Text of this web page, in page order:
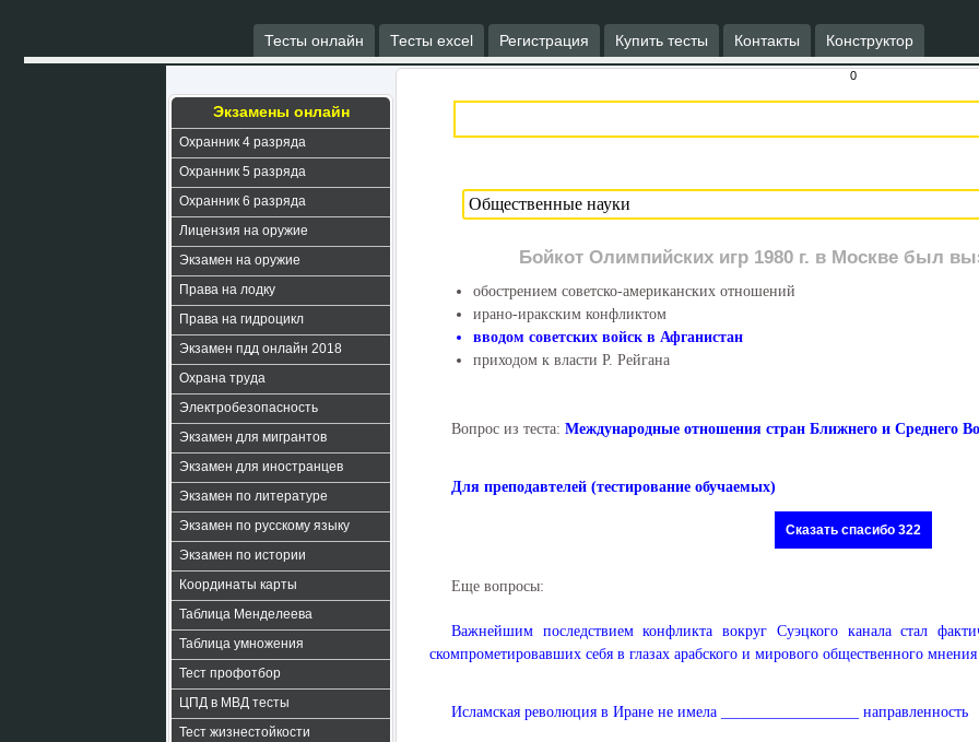
Тесты онлайн Тесты excel Регистрация Купить тесты Контакты Конструктор
Экзамены онлайн
Охранник 4 разряда
Охранник 5 разряда
Охранник 6 разряда
Лицензия на оружие
Экзамен на оружие
Права на лодку
Права на гидроцикл
Экзамен пдд онлайн 2018
Охрана труда
Электробезопасность
Экзамен для мигрантов
Экзамен для иностранцев
Экзамен по литературе
Экзамен по русскому языку
Экзамен по истории
Координаты карты
Таблица Менделеева
Таблица умножения
Тест профотбор
ЦПД в МВД тесты
Тест жизнестойкости
0
Бойкот Олимпийских игр 1980 г. в Москве был
обострением советско-американских отношений
ирано-иракским конфликтом
вводом советских войск в Афганистан
приходом к власти Р. Рейгана
Вопрос из теста: Международные отношения стран Ближнего и Среднего
Для преподавтелей (тестирование обучаемых)
Сказать спасибо 322
Еще вопросы:
Важнейшим последствием конфликта вокруг Суэцкого канала стал
скомпрометировавших себя в глазах арабского и мирового общественного
Исламская революция в Иране не имела __________________ направленность